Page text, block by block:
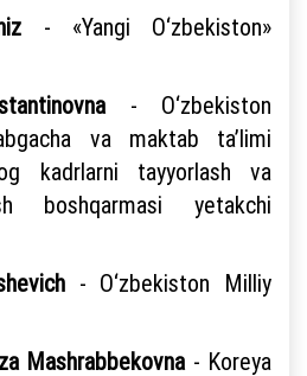
- «Yangi O‘zbekiston»
- O‘zbekiston
va maktab ta’limi
kadrlarni tayyorlash va
boshqarmasi yetakchi
- O‘zbekiston Milliy
Mashrabbekovna- Koreya